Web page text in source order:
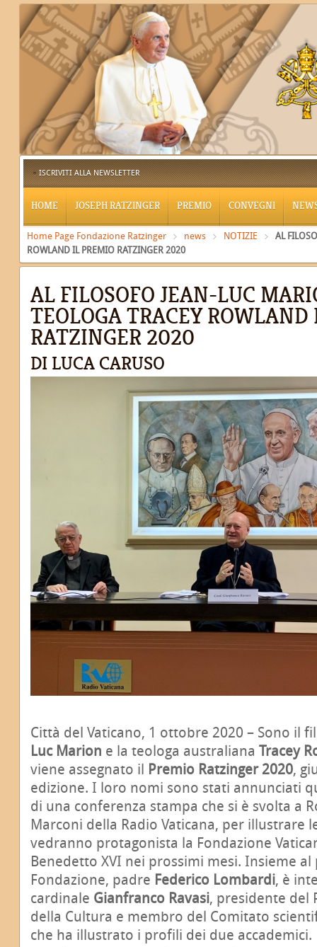
ISCRIVITI ALLA NEWSLETTER
HOME JOSEPH RATZINGER PREMIO CONVEGNI
Home Page Fondazione Ratzinger news NOTIZIE
AL
ROWLAND IL PREMIO RATZINGER 2020
AL FILOSOFO JEAN-LUC
TEOLOGA TRACEY
RATZINGER 2020
DI LUCA CARUSO
Città del Vaticano, 1 ottobre 2020 – Sono il
Luc Marion e la teologa australiana Tracey
viene assegnato il Premio Ratzinger 2020,
edizione. I loro nomi sono stati annunciati
di una conferenza stampa che si è svolta a
Marconi della Radio Vaticana, per illustrare
vedranno protagonista la Fondazione
Benedetto XVI nei prossimi mesi. Insieme
Fondazione, padre Federico Lombardi, è
cardinale Gianfranco Ravasi, presidente del
della Cultura e membro del Comitato
che ha illustrato i profili dei due accademici.